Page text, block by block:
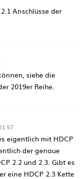
Anschlüsse der
siehe die
2019er Reihe.
eigentlich mit HDCP
der genaue
2.2 und 2.3. Gibt es
eine HDCP 2.3 Kette